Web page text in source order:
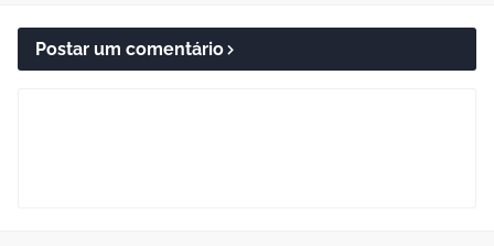
Postar um comentário